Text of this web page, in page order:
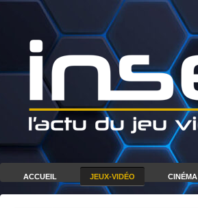
ACCUEIL JEUX-VIDÉO CINÉMA